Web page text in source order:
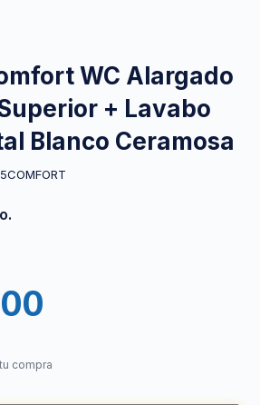
WC Alargado
+ Lavabo
Blanco Ceramosa
compra